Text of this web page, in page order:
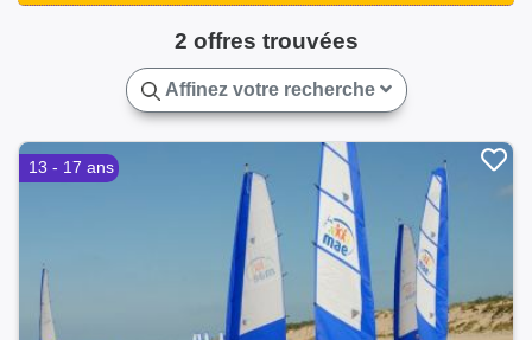
2 offres trouvées
Affinez votre recherche
13 - 17 ans